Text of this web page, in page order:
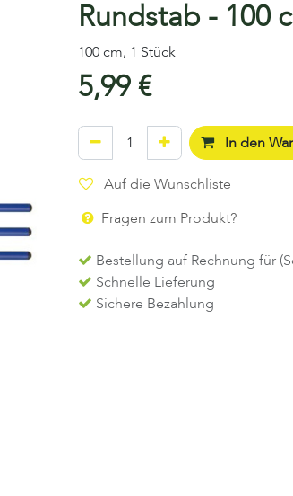
Rundstab - 100
100 cm, 1 Stück
5,99€
In den
Auf die Wunschliste
Fragen zum Produkt?
Bestellung auf Rechnung für
Schnelle Lieferung
Sichere Bezahlung